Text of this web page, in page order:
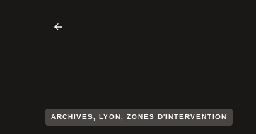
ARCHIVES LYON ZONES D'INTERVENTION